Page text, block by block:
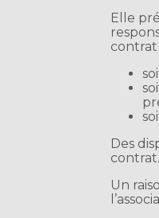
Elle
Des
Un